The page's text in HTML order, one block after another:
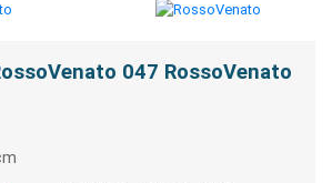
047 RossoVenato